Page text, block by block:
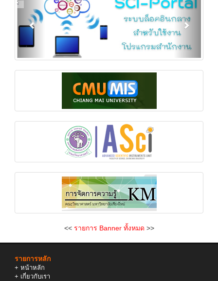
<< รายการ Banner ทั้งหมด >>
รายการหลัก
+ หน้าหลัก
+ เกี่ยวกับเรา